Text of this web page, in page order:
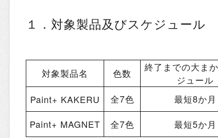
１．対象製品及びスケジュール
対象製品名 色数
終了までの大ま
ジュール
Paint+ KAKERU
全7色
最短8か月
Paint+ MAGNET
全7色 最短5か月